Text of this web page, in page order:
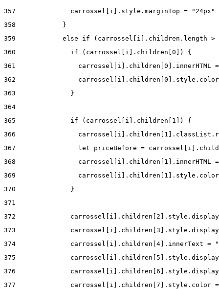
357
              carrossel[i].style.marginTop = "24px"
358
            }
359
else if (carrossel[i].children.length
360
              if (carrossel[i].children[0]) {
361
carrossel[i].children[0].innerHTML
362
363
              }
364
365
              if (carrossel[i].children[1]) {
366
367
let priceBefore =
368
carrossel[i].children[1].innerHTML
369
370
              }
371
372
373
374
carrossel[i].children[4].innerText =
375
376
377
carrossel[i].children[7].style.color